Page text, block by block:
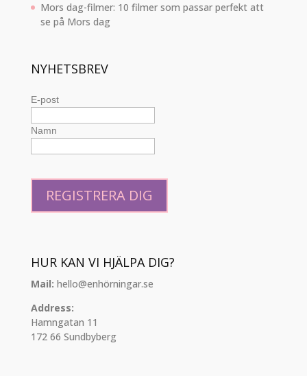
Mors dag-filmer: 10 filmer som passar perfekt att
se på Mors dag
NYHETSBREV
E-post
Namn
HUR KAN VI HJÄLPA DIG?
Mail: hello@enhörningar.se
Address:
Hamngatan 11
172 66 Sundbyberg